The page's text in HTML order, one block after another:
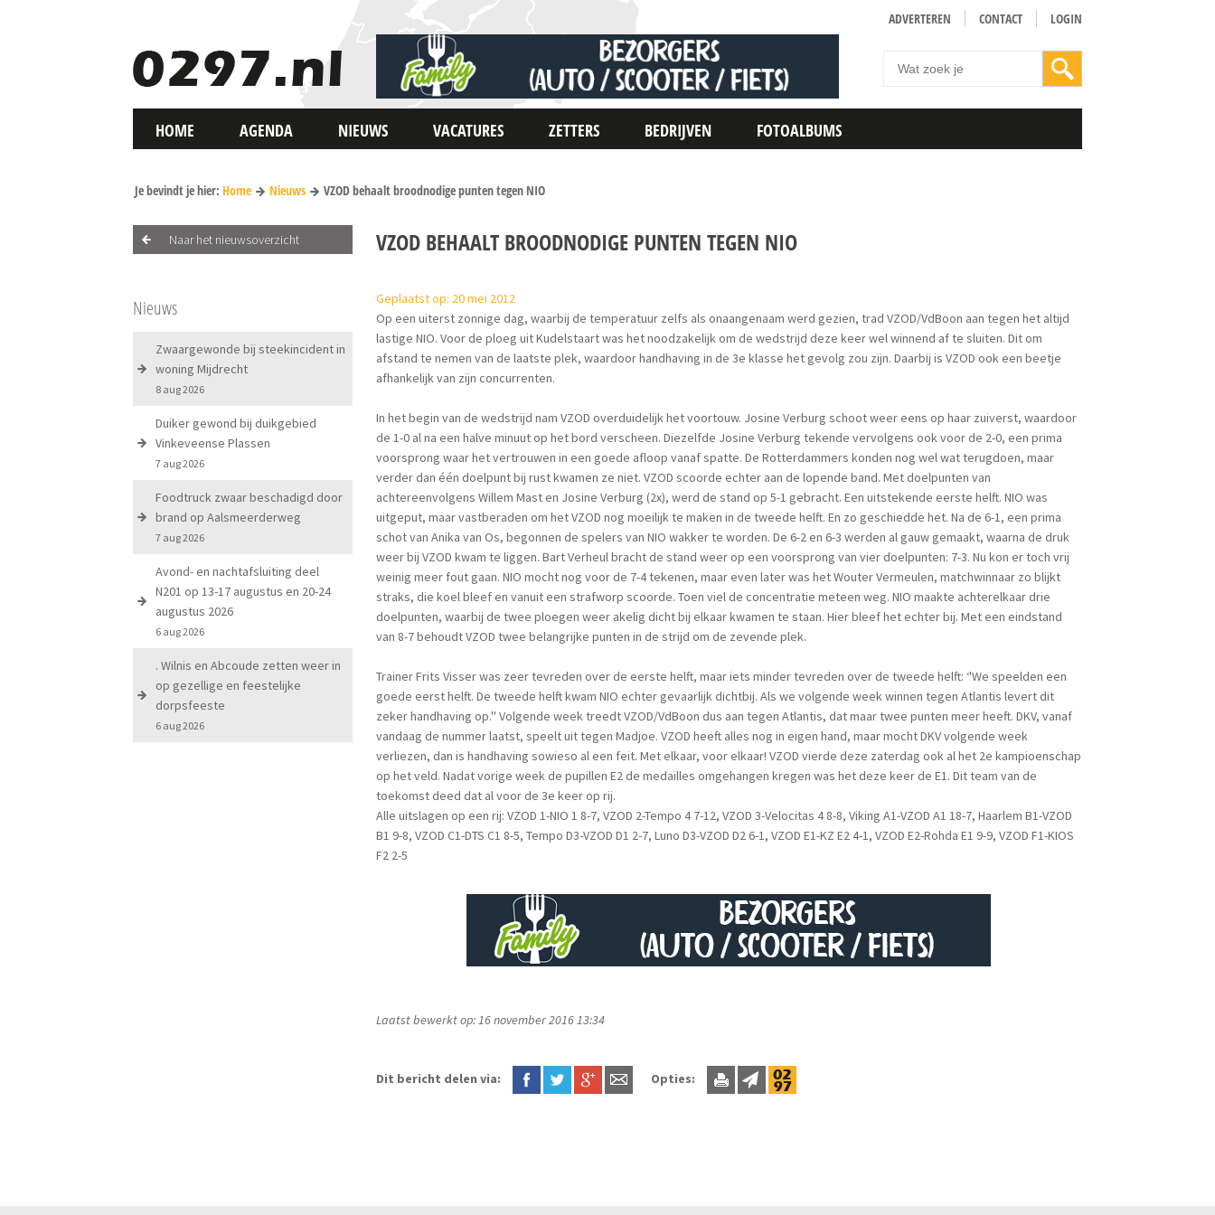
ADVERTEREN CONTACT LOGIN
HOME AGENDA NIEUWS VACATURES ZETTERS BEDRIJVEN FOTOALBUMS
Je bevindt je hier: Home Nieuws VZOD behaalt broodnodige punten tegen NIO
Naar het nieuwsoverzicht
Nieuws
Zwaargewonde bij steekincident in
woning Mijdrecht
8 aug 2026
Duiker gewond bij duikgebied
Vinkeveense Plassen
7 aug 2026
Foodtruck zwaar beschadigd door
brand op Aalsmeerderweg
7 aug 2026
Avond- en nachtafsluiting deel
N201 op 13-17 augustus en 20-24
augustus 2026
6 aug 2026
. Wilnis en Abcoude zetten weer in
op gezellige en feestelijke
dorpsfeeste
6 aug 2026
VZOD BEHAALT BROODNODIGE PUNTEN TEGEN NIO
Geplaatst op: 20 mei 2012
Op een uiterst zonnige dag, waarbij de temperatuur zelfs als onaangenaam werd gezien, trad VZOD/VdBoon aan tegen het altijd
lastige NIO. Voor de ploeg uit Kudelstaart was het noodzakelijk om de wedstrijd deze keer wel winnend af te sluiten. Dit om
afstand te nemen van de laatste plek, waardoor handhaving in de 3e klasse het gevolg zou zijn. Daarbij is VZOD ook een beetje
afhankelijk van zijn concurrenten.
In het begin van de wedstrijd nam VZOD overduidelijk het voortouw. Josine Verburg schoot weer eens op haar zuiverst, waardoor
de 1-0 al na een halve minuut op het bord verscheen. Diezelfde Josine Verburg tekende vervolgens ook voor de 2-0, een prima
voorsprong waar het vertrouwen in een goede afloop vanaf spatte. De Rotterdammers konden nog wel wat terugdoen, maar
verder dan één doelpunt bij rust kwamen ze niet. VZOD scoorde echter aan de lopende band. Met doelpunten van
achtereenvolgens Willem Mast en Josine Verburg (2x), werd de stand op 5-1 gebracht. Een uitstekende eerste helft. NIO was
uitgeput, maar vastberaden om het VZOD nog moeilijk te maken in de tweede helft. En zo geschiedde het. Na de 6-1, een prima
schot van Anika van Os, begonnen de spelers van NIO wakker te worden. De 6-2 en 6-3 werden al gauw gemaakt, waarna de druk
weer bij VZOD kwam te liggen. Bart Verheul bracht de stand weer op een voorsprong van vier doelpunten: 7-3. Nu kon er toch vrij
weinig meer fout gaan. NIO mocht nog voor de 7-4 tekenen, maar even later was het Wouter Vermeulen, matchwinnaar zo blijkt
straks, die koel bleef en vanuit een strafworp scoorde. Toen viel de concentratie meteen weg. NIO maakte achterelkaar drie
doelpunten, waarbij de twee ploegen weer akelig dicht bij elkaar kwamen te staan. Hier bleef het echter bij. Met een eindstand
van 8-7 behoudt VZOD twee belangrijke punten in de strijd om de zevende plek.
Trainer Frits Visser was zeer tevreden over de eerste helft, maar iets minder tevreden over de tweede helft: ‘'We speelden een
goede eerst helft. De tweede helft kwam NIO echter gevaarlijk dichtbij. Als we volgende week winnen tegen Atlantis levert dit
zeker handhaving op.'' Volgende week treedt VZOD/VdBoon dus aan tegen Atlantis, dat maar twee punten meer heeft. DKV, vanaf
vandaag de nummer laatst, speelt uit tegen Madjoe. VZOD heeft alles nog in eigen hand, maar mocht DKV volgende week
verliezen, dan is handhaving sowieso al een feit. Met elkaar, voor elkaar! VZOD vierde deze zaterdag ook al het 2e kampioenschap
op het veld. Nadat vorige week de pupillen E2 de medailles omgehangen kregen was het deze keer de E1. Dit team van de
toekomst deed dat al voor de 3e keer op rij.
Alle uitslagen op een rij: VZOD 1-NIO 1 8-7, VZOD 2-Tempo 4 7-12, VZOD 3-Velocitas 4 8-8, Viking A1-VZOD A1 18-7, Haarlem B1-VZOD
B1 9-8, VZOD C1-DTS C1 8-5, Tempo D3-VZOD D1 2-7, Luno D3-VZOD D2 6-1, VZOD E1-KZ E2 4-1, VZOD E2-Rohda E1 9-9, VZOD F1-KIOS
F2 2-5
Laatst bewerkt op: 16 november 2016 13:34
Dit bericht delen via: Opties: